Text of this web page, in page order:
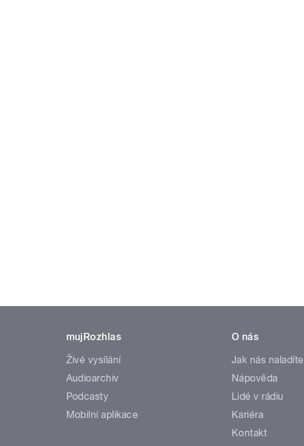
mujRozhlas
Živé vysílání
Audioarchiv
Podcasty
Mobilní aplikace
O nás
Jak nás naladíte
Nápověda
Lidé v rádiu
Kariéra
Kontakt